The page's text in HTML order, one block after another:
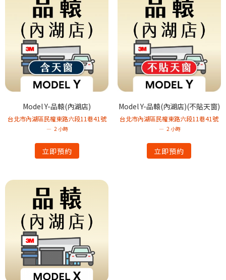
Model Y-品轅(內湖店)
台北市內湖區民權東路六段11巷41號
2 小時
立即預約
Model Y-品轅(內湖店)(不貼天窗)
台北市內湖區民權東路六段11巷41號
2 小時
立即預約